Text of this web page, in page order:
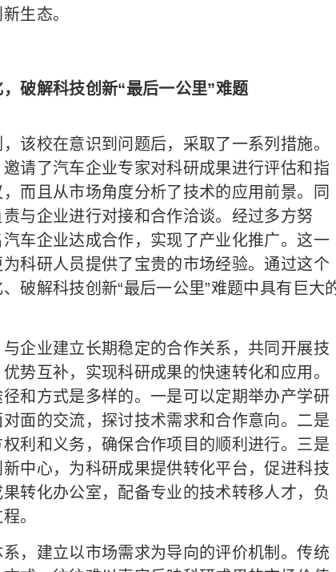
生态。
破解科技创新“最后一公里”难题
校在意识到问题后，采取了一系列措施。
请了汽车企业专家对科研成果进行评估和指
而且从市场角度分析了技术的应用前景。同
与企业进行对接和合作洽谈。经过多方努
车企业达成合作，实现了产业化推广。这一
科研人员提供了宝贵的市场经验。通过这个
破解科技创新“最后一公里”难题中具有巨大
业建立长期稳定的合作关系，共同开展技
势互补，实现科研成果的快速转化和应用。
和方式是多样的。一是可以定期举办产学研
面的交流，探讨技术需求和合作意向。二是
利和义务，确保合作项目的顺利进行。三是
中心，为科研成果提供转化平台，促进科技
转化办公室，配备专业的技术转移人才，负
。
建立以市场需求为导向的评价机制。传统